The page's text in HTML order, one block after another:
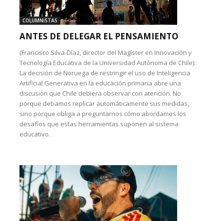
COLUMNISTAS
ANTES DE DELEGAR EL PENSAMIENTO
(Francisco Silva-Díaz, director del Magíster en Innovación y
Tecnología Educativa de la Universidad Autónoma de Chile):
La decisión de Noruega de restringir el uso de Inteligencia
Artificial Generativa en la educación primaria abre una
discusión que Chile debiera observar con atención. No
porque debamos replicar automáticamente sus medidas,
sino porque obliga a preguntarnos cómo abordamos los
desafíos que estas herramientas suponen al sistema
educativo.